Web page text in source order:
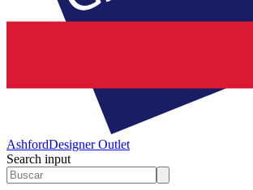
AshfordDesigner Outlet
Search input